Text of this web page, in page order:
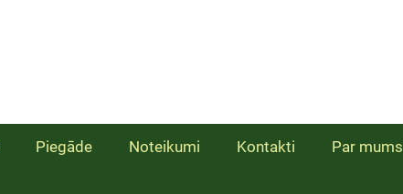
Piegāde Noteikumi Kontakti Par mums